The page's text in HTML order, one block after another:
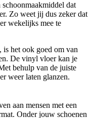
dat
Zo weet jij dus zeker dat
wekelijks mee te
het ook goed om van
De vinyl vloer kan je
behulp van de juiste
weer laten glanzen.
aan mensen met een
Onder jouw schoenen